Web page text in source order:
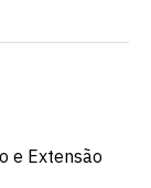
e Extensão